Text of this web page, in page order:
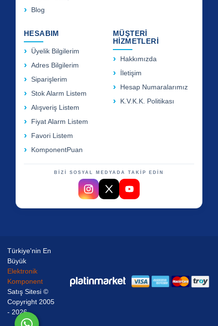
Blog
HESABIM
Üyelik Bilgilerim
Adres Bilgilerim
Siparişlerim
Stok Alarm Listem
Alışveriş Listem
Fiyat Alarm Listem
Favori Listem
KomponentPuan
MÜŞTERİ
HİZMETLERİ
Hakkımızda
İletişim
Hesap Numaralarımız
K.V.K.K. Politikası
BİZİ SOSYAL MEDYADA TAKİP EDİN
Türkiye'nin En
Büyük
Elektronik
Komponent
Satış Sitesi ©
Copyright 2005
- 2026